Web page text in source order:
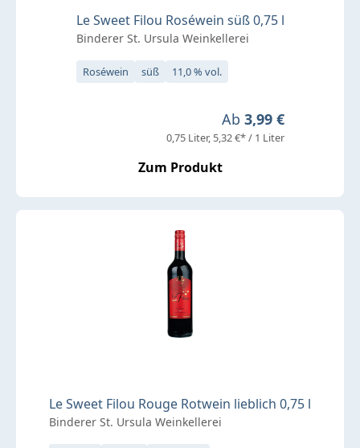
Le Sweet Filou Roséwein süß 0,75 l
Binderer St. Ursula Weinkellerei
Roséwein süß 11,0 % vol.
Regulärer Preis:
Ab 3,99 €
0,75 Liter 5,32 €* / 1 Liter
Zum Produkt
Le Sweet Filou Rouge Rotwein lieblich 0,75 l
Binderer St. Ursula Weinkellerei